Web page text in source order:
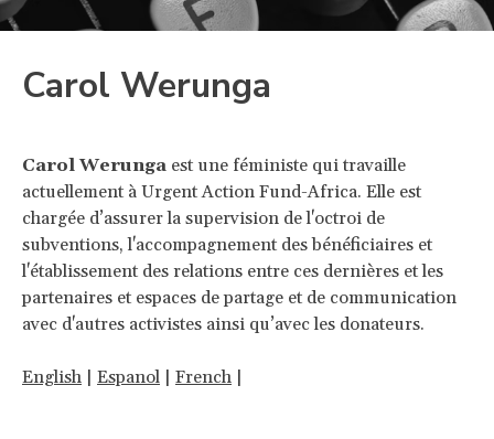
Carol Werunga
Carol Werunga est une féministe qui travaille
actuellement à Urgent Action Fund-Africa. Elle est
chargée d’assurer la supervision de l'octroi de
subventions, l'accompagnement des bénéficiaires et
l'établissement des relations entre ces dernières et les
partenaires et espaces de partage et de communication
avec d'autres activistes ainsi qu’avec les donateurs.
English | Espanol | French |